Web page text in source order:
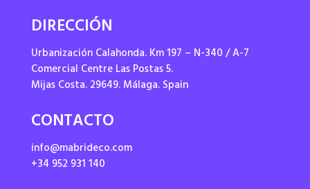
DIRECCIÓN
Urbanización Calahonda. Km 197 – N-340 / A-7
Comercial Centre Las Postas 5.
Mijas Costa. 29649. Málaga. Spain
CONTACTO
info@mabrideco.com
+34 952 931 140